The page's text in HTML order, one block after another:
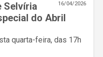
16/04/2026
Selvíria
do Abril
quarta-feira, das 17h